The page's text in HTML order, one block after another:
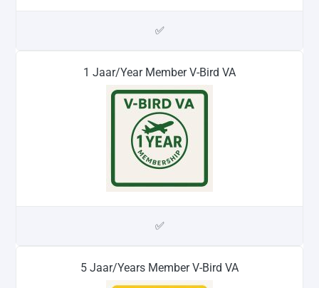
✅
1 Jaar/Year Member V-Bird VA
✅
5 Jaar/Years Member V-Bird VA